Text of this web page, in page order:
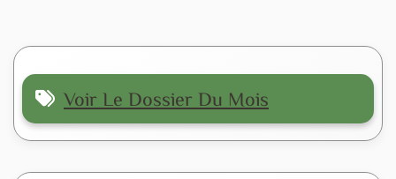
Voir Le Dossier Du Mois